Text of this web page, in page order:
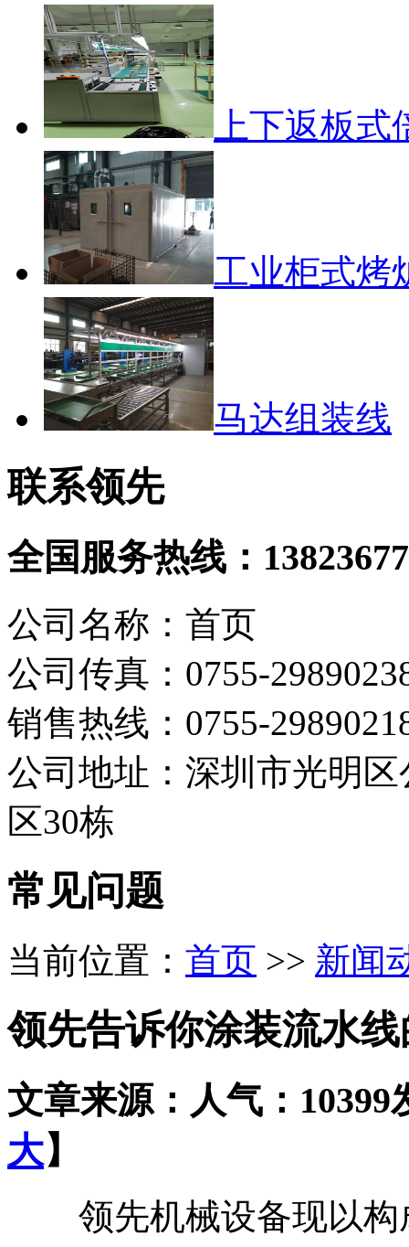
上下返板
工业柜式烤
马达组装线
联系领先
全国服务热线：
公司名称：首页
公司传真：0755-
销售热线：0755-
公司地址：深圳市光明
区30栋
常见问题
当前位置： 首页 >> 新闻
领先告诉你涂装流水
文章来源： 人气：10399
大】
领先机械设备现以构